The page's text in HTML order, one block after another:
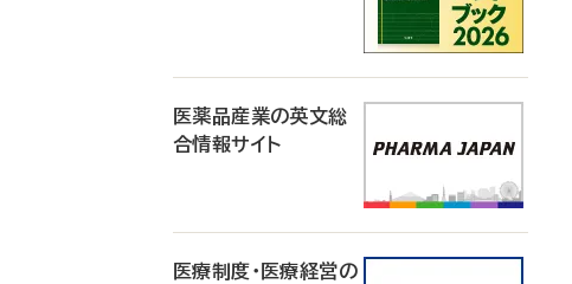
医薬品産業の英文総
合情報サイト
医療制度・医療経営の